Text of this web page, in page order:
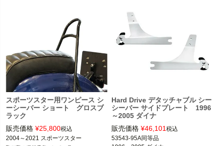
スポーツスター用ワンピース シ
ーシーバー ショート グロスブ
ラック
販売価格 ¥25,800税込
2004～2021 スポーツスター
Hard Drive デタッチャブル シー
シーバー サイドプレート 1996
～2005 ダイナ
販売価格 ¥46,101 税込
53543-95A同等品